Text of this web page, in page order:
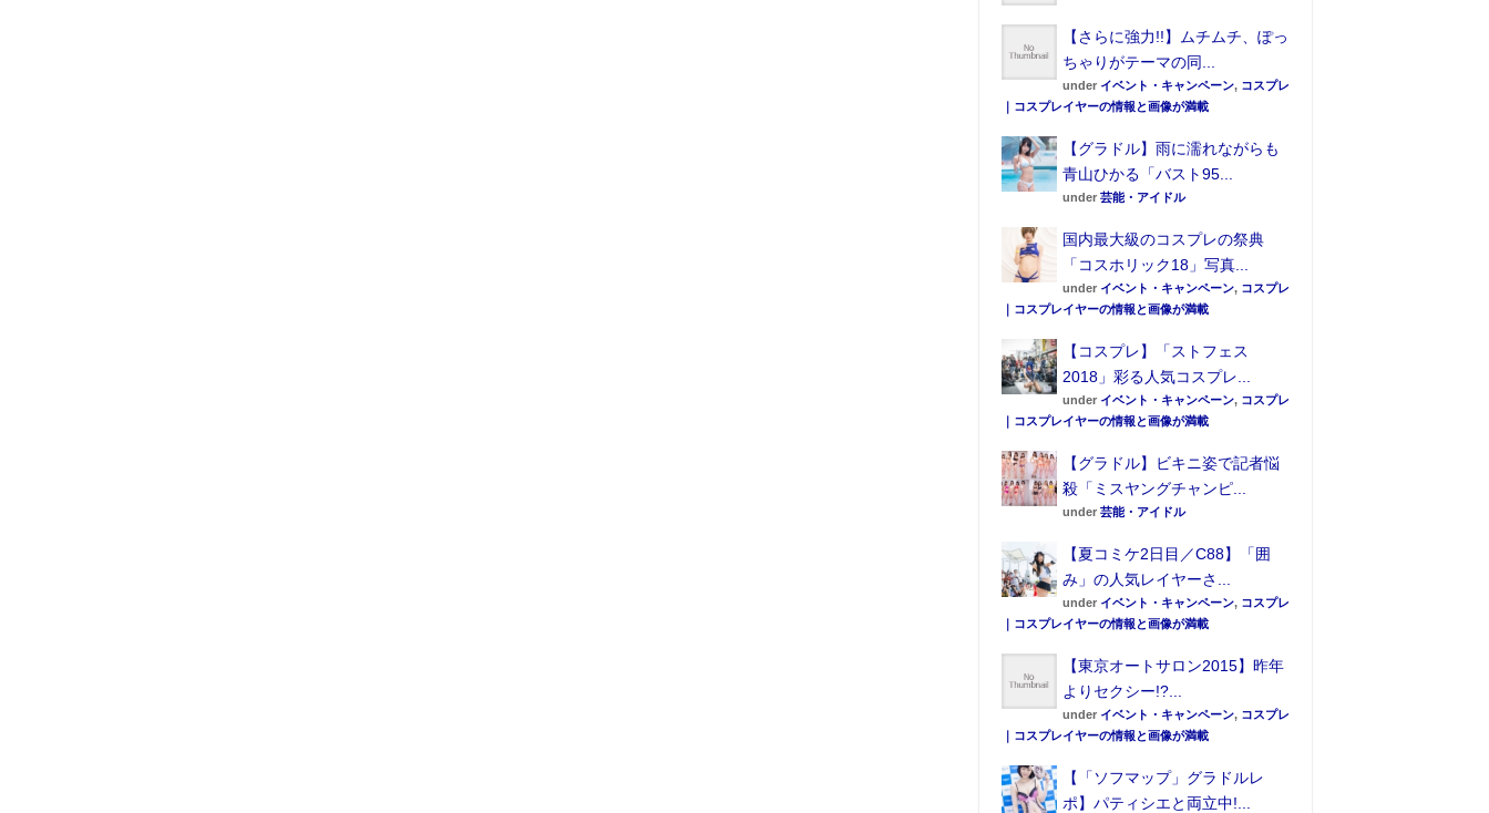
【さらに強力!!】ムチムチ、ぽっ
ちゃりがテーマの同...
under イベント・キャンペーン, コスプレ
｜コスプレイヤーの情報と画像が満載
【グラドル】雨に濡れながらも
青山ひかる「バスト95...
under 芸能・アイドル
国内最大級のコスプレの祭典
「コスホリック18」写真...
under イベント・キャンペーン, コスプレ
｜コスプレイヤーの情報と画像が満載
【コスプレ】「ストフェス
2018」彩る人気コスプレ...
under イベント・キャンペーン, コスプレ
｜コスプレイヤーの情報と画像が満載
【グラドル】ビキニ姿で記者悩
殺「ミスヤングチャンピ...
under 芸能・アイドル
【夏コミケ2日目／C88】「囲
み」の人気レイヤーさ...
under イベント・キャンペーン, コスプレ
｜コスプレイヤーの情報と画像が満載
【東京オートサロン2015】昨年
よりセクシー!?...
under イベント・キャンペーン, コスプレ
｜コスプレイヤーの情報と画像が満載
【「ソフマップ」グラドルレ
ポ】パティシエと両立中!...